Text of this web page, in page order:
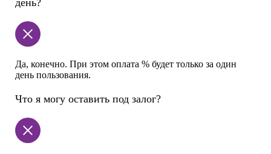
Да, конечно. При этом оплата % будет только за один
день пользования.
Что я могу оставить под залог?